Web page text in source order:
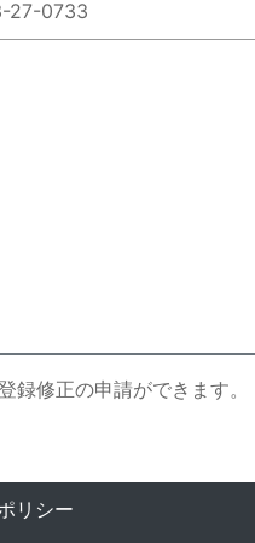
27-0733
録修正の申請ができます。
リシー